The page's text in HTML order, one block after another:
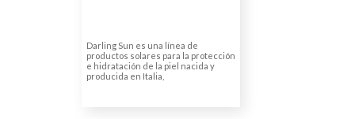
Darling Sun es una línea de
productos solares para la protección
e hidratación de la piel nacida y
producida en Italia,